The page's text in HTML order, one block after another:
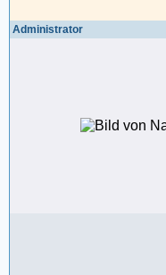
Administrator